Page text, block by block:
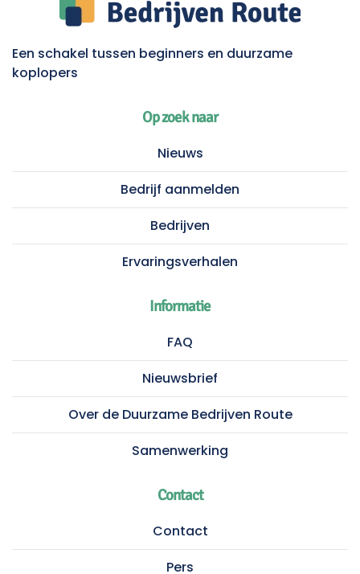
Een schakel tussen beginners en duurzame
koplopers
Op zoek naar
Nieuws
Bedrijf aanmelden
Bedrijven
Ervaringsverhalen
Informatie
FAQ
Nieuwsbrief
Over de Duurzame Bedrijven Route
Samenwerking
Contact
Contact
Pers